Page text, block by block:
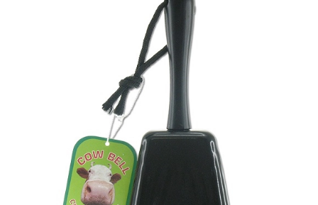
Les plus populaires
Liquidations
Nous joindre